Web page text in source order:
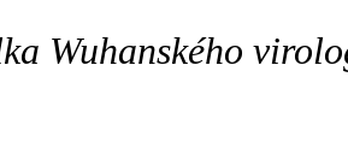
Wuhanského